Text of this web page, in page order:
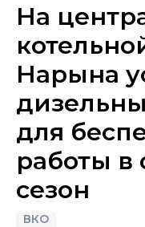
На
Нарына
для
работы в
сезон
ВКО